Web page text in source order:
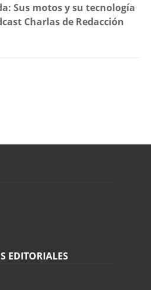
Sus motos y su tecnología
Charlas de Redacción
EDITORIALES